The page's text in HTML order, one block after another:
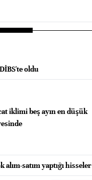
oldu
iklimi beş ayın en düşük
alım-satım yaptığı hisseler